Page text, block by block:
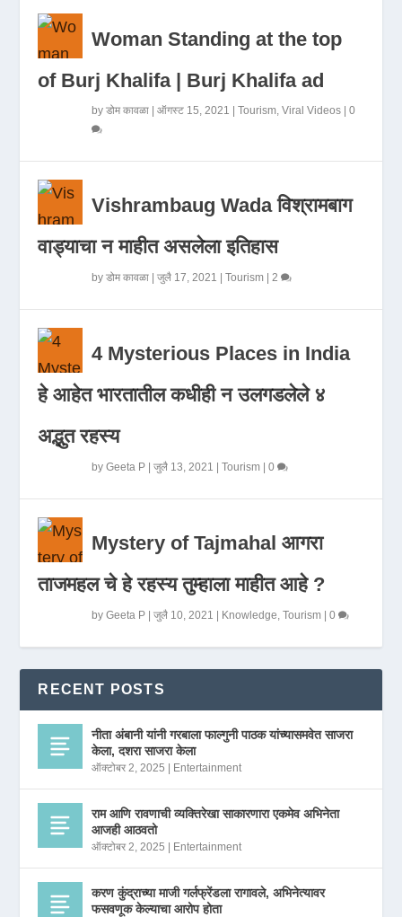
Woman Standing at the top
of Burj Khalifa | Burj Khalifa ad
byडोम कावळा |ऑगस्ट 15, 2021 |Tourism ,Viral Videos |0
Vishrambaug Wada विश्रामबाग
वाड्याचा न माहीत असलेला इतिहास
byडोम कावळा |जुलै 17, 2021 |Tourism | 2
4 Mysterious Places in India
हे आहेत भारतातील कधीही न उलगडलेले ४
अद्भुत रहस्य
byGeeta P |जुलै 13, 2021 |Tourism |0
Mystery of Tajmahal आगरा
ताजमहल चे हे रहस्य तुम्हाला माहीत आहे ?
byGeeta P |जुलै 10, 2021 | Knowledge ,Tourism |0
RECENT POSTS
नीता अंबानी यांनी गरबाला फाल्गुनी पाठक यांच्यासमवेत साजरा
केला, दशरा साजरा केला
ऑक्टोबर 2, 2025 | Entertainment
राम आणि रावणाची व्यक्तिरेखा साकारणारा एकमेव अभिनेता
आजही आठवतो
ऑक्टोबर 2, 2025 | Entertainment
करण कुंद्राच्या माजी गर्लफ्रेंडला रागावले, अभिनेत्यावर
फसवणूक केल्याचा आरोप होता